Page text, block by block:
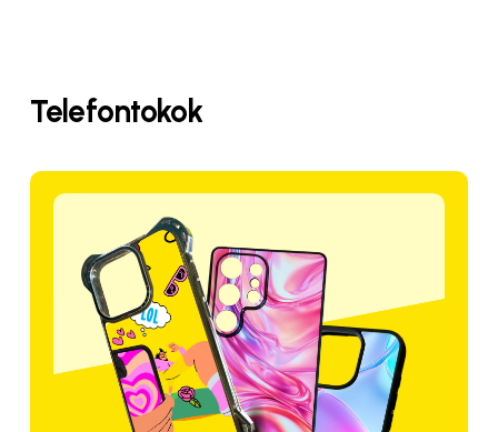
Telefontokok